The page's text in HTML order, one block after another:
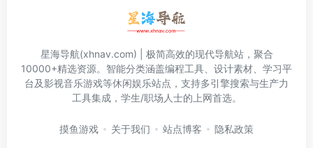
星海导航(xhnav.com) | 极简高效的现代导航站，聚合
10000+精选资源。智能分类涵盖编程工具、设计素材、学习平
台及影视音乐游戏等休闲娱乐站点，支持多引擎搜索与生产力
工具集成，学生/职场人士的上网首选。
摸鱼游戏 关于我们 站点博客 隐私政策